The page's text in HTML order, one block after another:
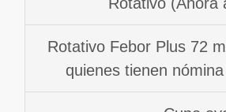
Rotativo Febor Plus 72
quienes tienen